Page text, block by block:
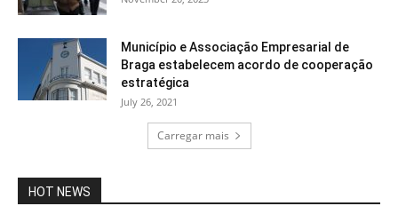
Município e Associação Empresarial de
Braga estabelecem acordo de cooperação
estratégica
July 26, 2021
Carregar mais
HOT NEWS